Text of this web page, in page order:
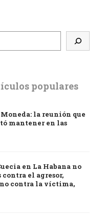
populares
la reunión que
mantener en las
en La Habana no
el agresor,
contra la víctima,